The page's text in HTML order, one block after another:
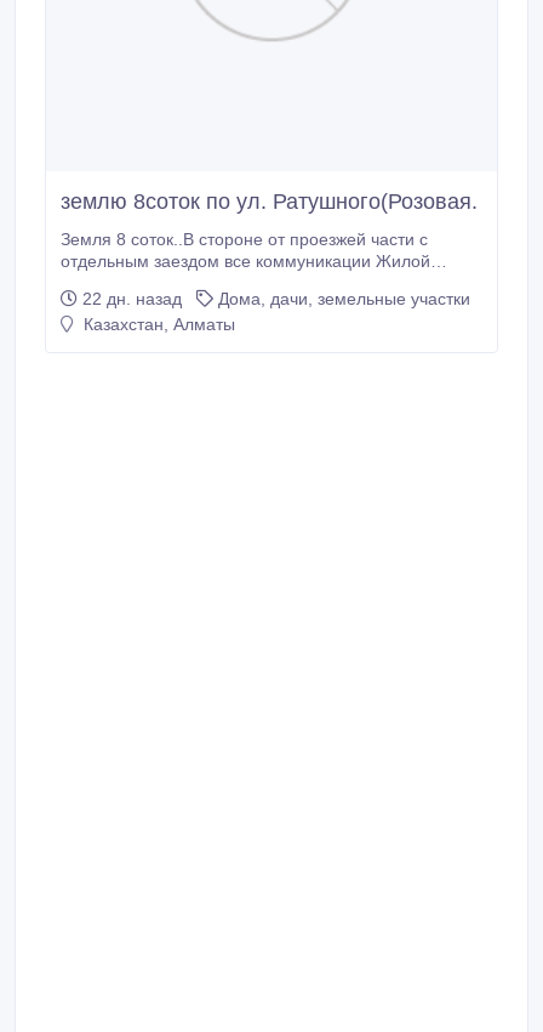
землю 8соток по ул. Ратушного(Розовая.
Земля 8 соток..В стороне от проезжей части с
отдельным заездом все коммуникации Жилой
22 дн. назад
Дома, дачи, земельные участки
Казахстан, Алматы